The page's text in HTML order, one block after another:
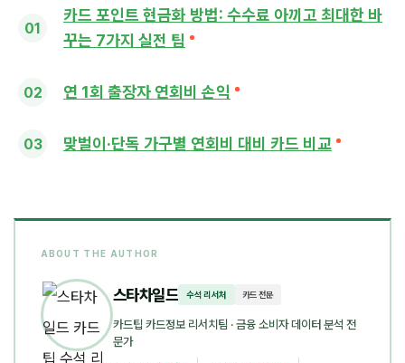
카드 포인트 현금화 방법: 수수료 아끼고 최대한 바
꾸는 7가지 실전 팁
연 1회 출장자 연회비 손익
맞벌이·단독 가구별 연회비 대비 카드 비교
ABOUT THE AUTHOR
스타차일드 수석 리서처 카드 전문
카드팁 카드정보 리서치팀 · 금융 소비자 데이터 분석 전
문가